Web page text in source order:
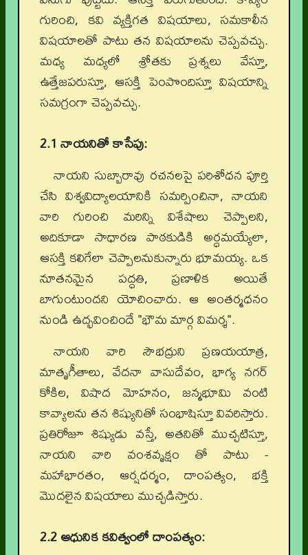
గురించి, కవి వ్యక్తిగత విషయాలు, సమకాలీన
విషయాలతో పాటు తన విషయాలను చెప్పవచ్చు.
మధ్య మధ్యలో శ్రోతకు ప్రశ్నలు వేస్తూ,
ఉత్తేజపరుస్తూ, ఆసక్తి పెంపొందిస్తూ విషయాన్ని
సమగ్రంగా చెప్పవచ్చు.
2.1 నాయనితో కాసేపు:
నాయని సుబ్బారావు రచనలపై పరిశోధన పూర్తి
చేసి విశ్వవిద్యాలయానికి సమర్పించినా, నాయని
వారి గురించి మరిన్ని విశేషాలు చెప్పాలని,
అదికూడా సాధారణ పాఠకుడికి అర్ధమయ్యేలా,
ఆసక్తి కలిగేలా చెప్పాలనుకున్నారు భూమయ్య. ఒక
నూతనమైన పద్ధతి, ప్రణాళిక అయితే
బాగుంటుందని యోచించారు. ఆ అంతర్మధనం
నుండి ఉద్భవించిందే "భౌమ మార్గ విమర్శ".
నాయని వారి సౌభద్రుని ప్రణయయాత్ర,
మాతృగీతాలు, వేదనా వాసుదేవం, భాగ్య నగర్
కోకిల, విషాద మోహనం, జన్మభూమి వంటి
కావ్యాలను తన శిష్యునితో సంభాషిస్తూ వివరిస్తారు.
ప్రతిరోజూ శిష్యుడు వస్తే, అతనితో ముచ్చటిస్తూ,
నాయని వారి వంశవృక్షం తో పాటు -
మహాభారతం, ఆర్షధర్మం, దాంపత్యం, భక్తి
మొదలైన విషయాలు ముచ్చడిస్తారు.
2.2 ఆధునిక కవిత్వంలో దాంపత్యం: